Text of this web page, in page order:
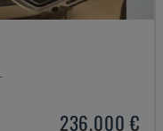
236.000 €